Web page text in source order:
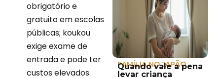
obrigatório e
gratuito em escolas
públicas; koukou
exige exame de
entrada e pode ter
custos elevados
FAMÍLIA NO JAPÃO
Quando vale a pena
levar criança